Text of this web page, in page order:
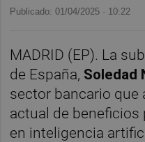
Publicado: 01/04/2025 · 10:22
MADRID (EP). La
de España, Soledad
sector bancario que
actual de beneficios
en inteligencia